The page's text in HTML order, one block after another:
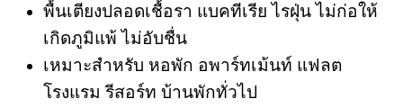
พื้นเตียงปลอดเชื้อรา แบคทีเรีย ไรฝุ่น ไม่ก่อให้
เกิดภูมิแพ้ ไม่อับชื่น
เหมาะสำหรับ หอพัก อพาร์ทเม้นท์ แฟลต
โรงแรม รีสอร์ท บ้านพักทั่วไป